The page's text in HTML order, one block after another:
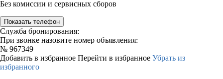
Без комиссии и сервисных сборов
Показать телефон
Служба бронирования:
При звонке назовите номер объявления:
№ 967349
Добавить в избранное Перейти в избранное Убрать из
избранного